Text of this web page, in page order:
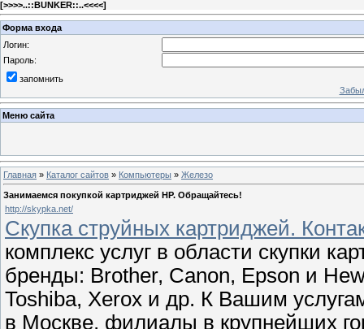
[>>>>..::BUNKER::..<<<<]
Форма входа
Логин:
Пароль:
запомнить
Меню сайта
Главная » Каталог сайтов » Компьютеры » Железо
Занимаемся покупкой картриджей HP. Обращайтесь!
http://skypka.net/
Скупка струйных картриджей.
комплекс услуг в области скупки
бренды: Brother, Canon, Epson и
Toshiba, Xerox и др. К Вашим
в Москве, филиалы в крупнейших